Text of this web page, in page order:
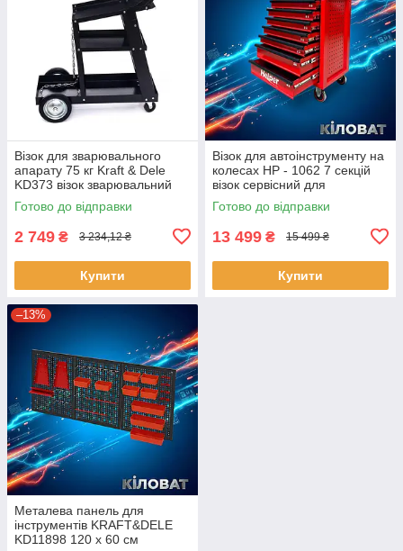
Візок для зварювального
апарату 75 кг Kraft & Dele
KD373 візок зварювальний
міцний
Готово до відправки
2 749 ₴ 3 234,12 ₴
Купити
Візок для автоінструменту на
колесах HP - 1062 7 секцій
візок сервісний для
інструментів візок для
сервісного обслуговування
Готово до відправки
13 499 ₴ 15 499 ₴
Купити
–13%
Металева панель для
інструментів KRAFT&DELE
KD11898 120 x 60 см